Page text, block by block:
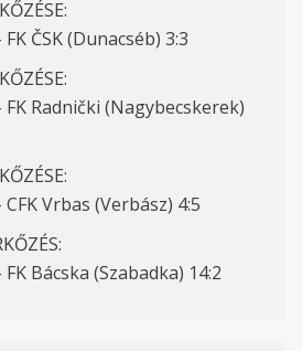
ČSK (Dunacséb) 3:3
FK Radnički (Nagybecskerek)
Vrbas (Verbász) 4:5
Bácska (Szabadka) 14:2